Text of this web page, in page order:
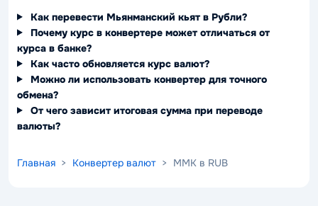
Как перевести Мьянманский кьят в Рубли?
Почему курс в конвертере может отличаться от
курса в банке?
Как часто обновляется курс валют?
Можно ли использовать конвертер для точного
обмена?
От чего зависит итоговая сумма при переводе
валюты?
Главная > Конвертер валют > MMK в RUB